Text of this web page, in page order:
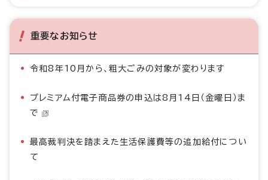
重要なお知らせ
令和8年10月から、粗大ごみの対象が変わります
プレミアム付電子商品券の申込は8月14日（金曜日）ま
で
最高裁判決を踏まえた生活保護費等の追加給付につい
て